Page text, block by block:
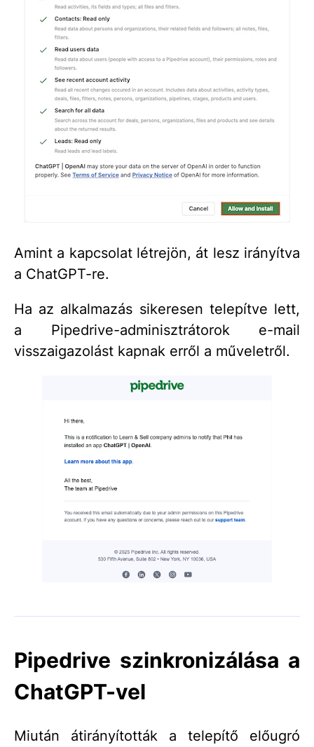
Amint a kapcsolat létrejön, át lesz irányítva
a ChatGPT-re.
Ha az alkalmazás sikeresen telepítve lett,
a Pipedrive-adminisztrátorok e-mail
visszaigazolást kapnak erről a műveletről.
Pipedrive szinkronizálása a
ChatGPT-vel
Miután átirányították a telepítő előugró